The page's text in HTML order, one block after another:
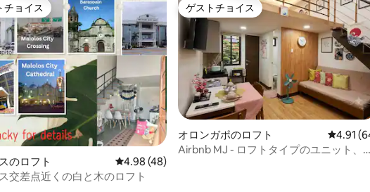
中4.91つ星の平均評価
チョイス
チョイス
のロフト レビュー48件、5つ星中4.98つ星の平均評価
4.98 (48)
交差点近くの白と木のロフト
ゲストチョイス
ゲストチョイス
オロンガポのロフト レビュ
4.91
Airbnb MJ - ロフトタイプのユニット、駐